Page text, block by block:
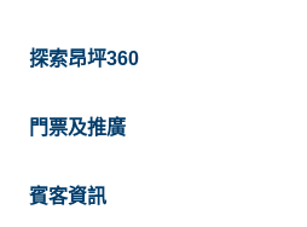
探索昂坪360
門票及推廣
賓客資訊